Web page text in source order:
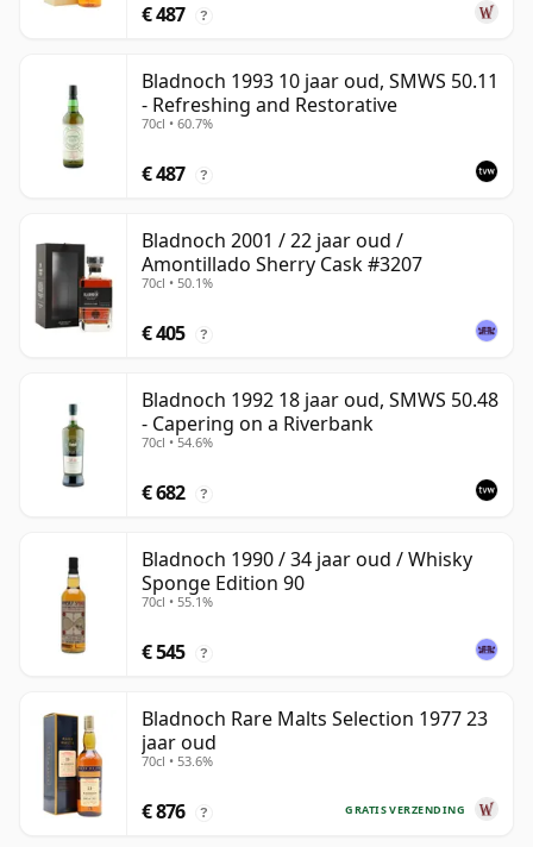
€ 487 ?
Bladnoch 1993 10 jaar oud, SMWS 50.11
- Refreshing and Restorative
70cl • 60.7%
€ 487 ?
Bladnoch 2001 / 22 jaar oud /
Amontillado Sherry Cask #3207
70cl • 50.1%
€ 405 ?
Bladnoch 1992 18 jaar oud, SMWS 50.48
- Capering on a Riverbank
70cl • 54.6%
€ 682 ?
Bladnoch 1990 / 34 jaar oud / Whisky
Sponge Edition 90
70cl • 55.1%
€ 545 ?
Bladnoch Rare Malts Selection 1977 23
jaar oud
70cl • 53.6%
GRATIS VERZENDING
€ 876 ?